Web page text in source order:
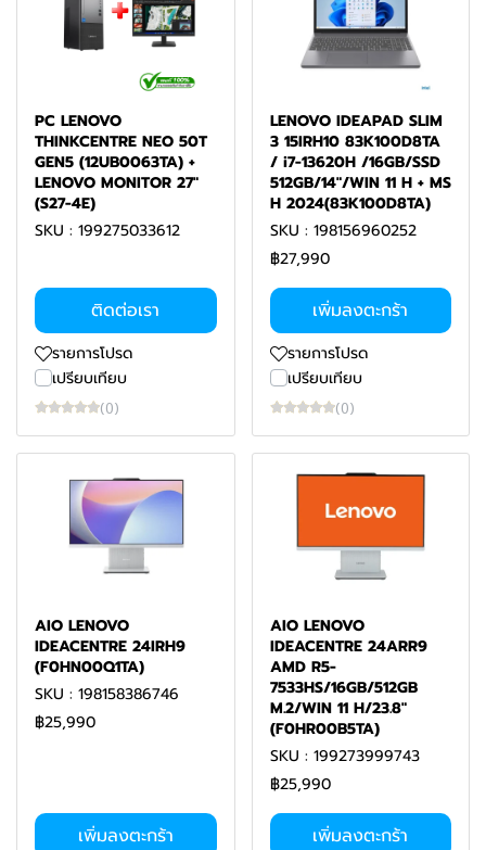
PC LENOVO
THINKCENTRE NEO 50T
GEN5 (12UB0063TA) +
LENOVO MONITOR 27"
(S27-4E)
SKU : 199275033612
ติดต่อเรา
รายการโปรด
เปรียบเทียบ
(0)
LENOVO IDEAPAD SLIM
3 15IRH10 83K100D8TA
/ i7-13620H /16GB/SSD
512GB/14"/WIN 11 H + MS
H 2024(83K100D8TA)
SKU : 198156960252
฿27,990
เพิ่มลงตะกร้า
รายการโปรด
เปรียบเทียบ
(0)
AIO LENOVO
IDEACENTRE 24IRH9
(F0HN00Q1TA)
SKU : 198158386746
฿25,990
เพิ่มลงตะกร้า
AIO LENOVO
IDEACENTRE 24ARR9
AMD R5-
7533HS/16GB/512GB
M.2/WIN 11 H/23.8"
(F0HR00B5TA)
SKU : 199273999743
฿25,990
เพิ่มลงตะกร้า